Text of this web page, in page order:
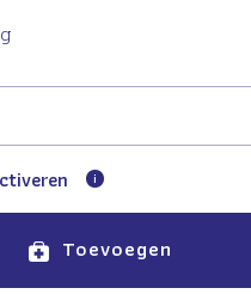
Toevoegen